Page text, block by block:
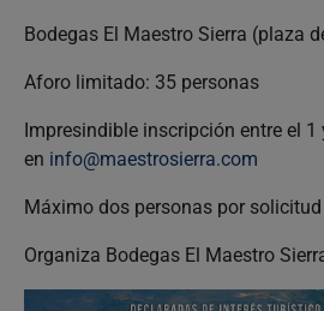
Bodegas El Maestro Sierra (plaza
Aforo limitado: 35 personas
Impresindible inscripción entre el
en info@maestrosierra.com
Máximo dos personas por solicitud
Organiza Bodegas El Maestro